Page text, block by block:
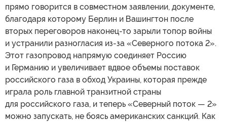
прямо говорится в совместном заявлении, документе,
благодаря которому Берлин и Вашингтон после
вторых переговоров наконец-то зарыли топор войны
и устранили разногласия из-за «Северного потока 2».
Этот газопровод напрямую соединяет Россию
и Германию и увеличивает вдвое объемы поставок
российского газа в обход Украины, которая прежде
играла роль главной транзитной страны
для российского газа, и теперь «Северный поток — 2»
можно запускать, не боясь американских санкций. Как